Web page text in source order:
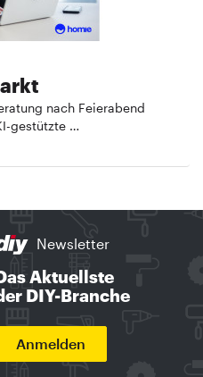
nach Feierabend
gestützte …
Newsletter
Aktuellste
DIY-Branche
Anmelden